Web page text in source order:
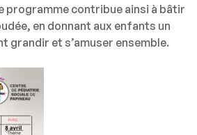
programme contribue ainsi à bâtir
en donnant aux enfants un
grandir et s’amuser ensemble.